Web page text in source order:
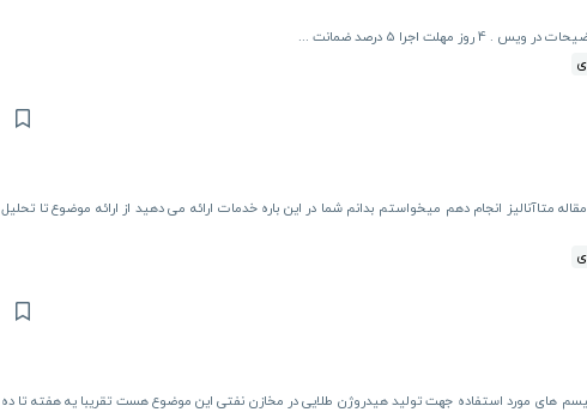
اجرا 5 درصد ضمانت ...
انجام دهم میخواستم بدانم شما در این باره خدمات ارائه می دهید از ارائه موضوع تا تحلیل
های مورد استفاده جهت تولید هیدروژن طلایی در مخازن نفتی این موضوع هست تقریبا یه هفته تا ده